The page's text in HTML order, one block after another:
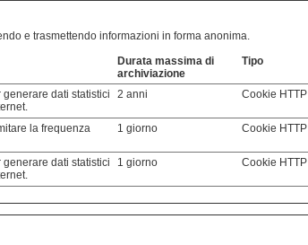
e trasmettendo informazioni in forma anonima.
Durata massima di
archiviazione
Tipo
dati statistici
2 anni Cookie HTTP
la frequenza
1 giorno Cookie HTTP
dati statistici
1 giorno Cookie HTTP